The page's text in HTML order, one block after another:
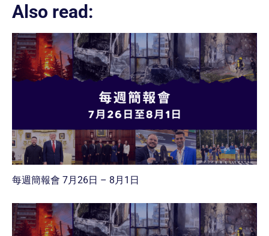
Also read:
每週簡報會 7月26日 – 8月1日